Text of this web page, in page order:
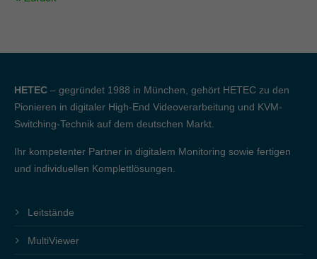
HETEC – gegründet 1988 in München, gehört HETEC zu den
Pionieren in digitaler High-End Videoverarbeitung und KVM-
Switching-Technik auf dem deutschen Markt.
Ihr kompetenter Partner in digitalem Monitoring sowie fertigen
und individuellen Komplettlösungen.
Leitstände
MultiViewer